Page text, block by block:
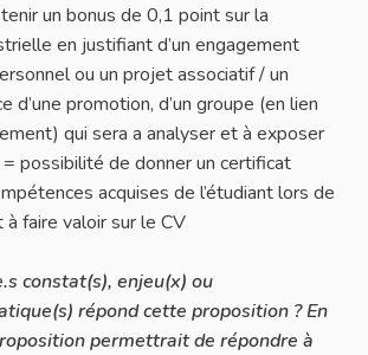
un bonus de 0,1 point sur la
en justifiant d’un engagement
ou un projet associatif / un
d’une promotion, d’un groupe (en lien
qui sera a analyser et à exposer
possibilité de donner un certificat
acquises de l’étudiant lors de
faire valoir sur le CV
constat(s), enjeu(x) ou
répond cette proposition ? En
permettrait de répondre à